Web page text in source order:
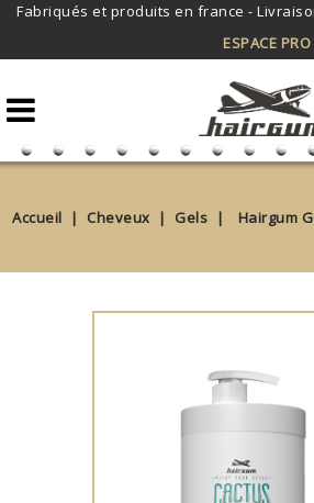
Fabriqués et produits en france -
ESPACE PRO
Accueil Cheveux Gels Hairgum